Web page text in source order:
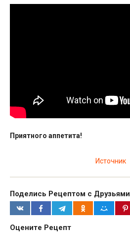
Приятного аппетита!
Источник
Поделись Рецептом с Друзьями
Оцените Рецепт